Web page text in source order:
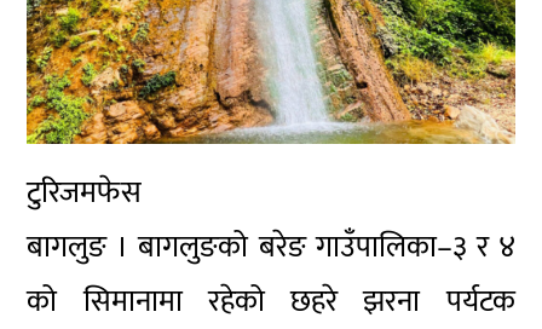
टुरिजमफेस
बागलुङ । बागलुङको बरेङ गाउँपालिका–३ र ४
को सिमानामा रहेको छहरे झरना पर्यटक